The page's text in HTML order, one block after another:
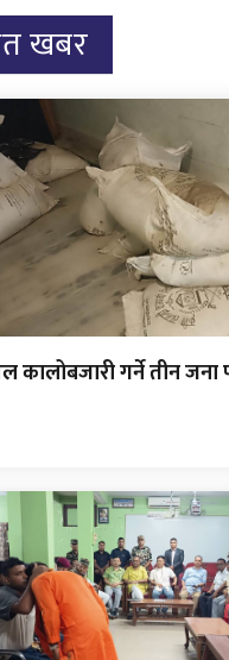
खबर
कालोबजारी गर्ने तीन जना